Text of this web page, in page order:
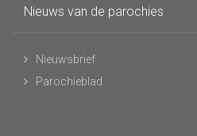
Nieuws van de parochies
Nieuwsbrief
Parochieblad